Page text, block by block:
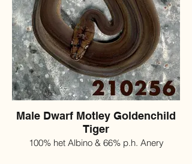
Male Dwarf Motley Goldenchild
Tiger
100% het Albino & 66% p.h. Anery